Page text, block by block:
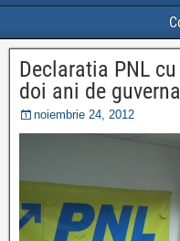
Declaratia PNL
doi ani de
noiembrie 24, 2012